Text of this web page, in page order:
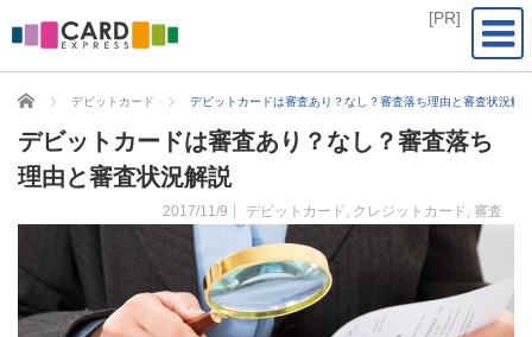
CARD EXPRESSデビットカード デビットカードは審査あり？なし？審査落ち理由と審査状況解
デビットカードは審査あり？なし？審査落ち
理由と審査状況解説
2017/11/9 デビットカード , クレジットカード , 審査